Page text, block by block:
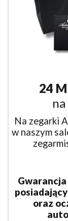
24
Na zegarki
w naszym
oraz